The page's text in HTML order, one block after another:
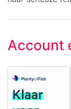
Account